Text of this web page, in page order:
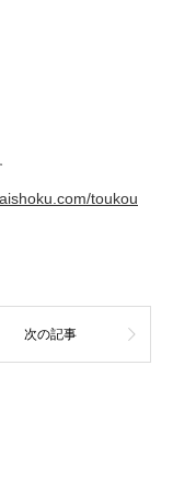
toukou
次の記事